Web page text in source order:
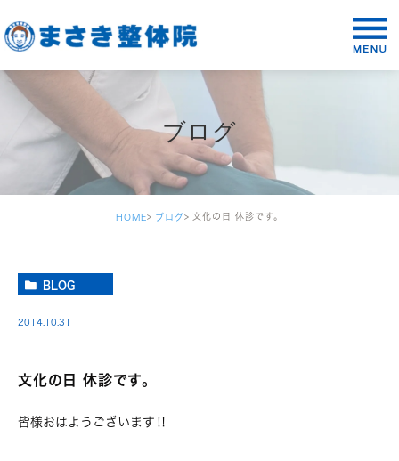
ブログ
HOME ブログ 文化の日 休診です。
BLOG
2014.10.31
文化の日 休診です。
皆様おはようございます‼